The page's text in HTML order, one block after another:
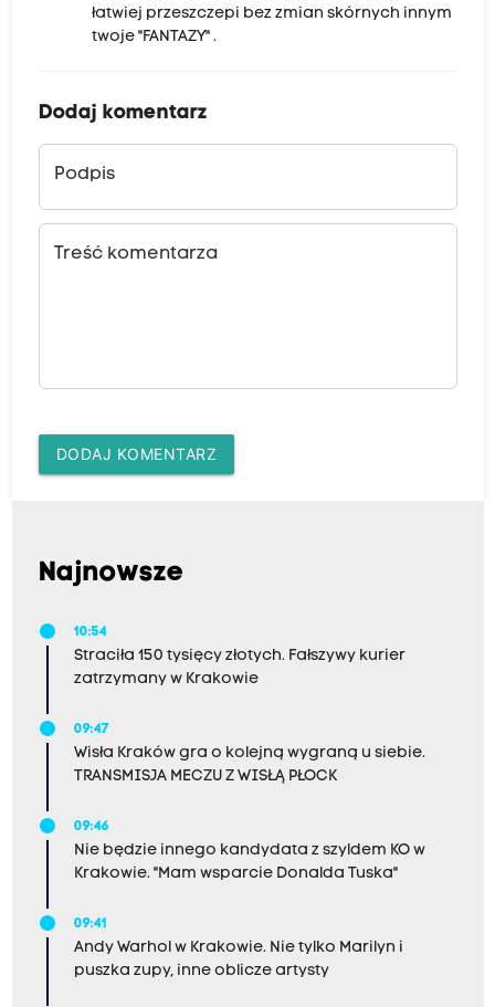
łatwiej przeszczepi bez zmian skórnych innym
twoje "FANTAZY" .
Dodaj komentarz
Podpis
Treść komentarza
DODAJ KOMENTARZ
Najnowsze
10:54
Straciła 150 tysięcy złotych. Fałszywy kurier
zatrzymany w Krakowie
09:47
Wisła Kraków gra o kolejną wygraną u siebie.
TRANSMISJA MECZU Z WISŁĄ PŁOCK
09:46
Nie będzie innego kandydata z szyldem KO w
Krakowie. "Mam wsparcie Donalda Tuska"
09:41
Andy Warhol w Krakowie. Nie tylko Marilyn i
puszka zupy, inne oblicze artysty